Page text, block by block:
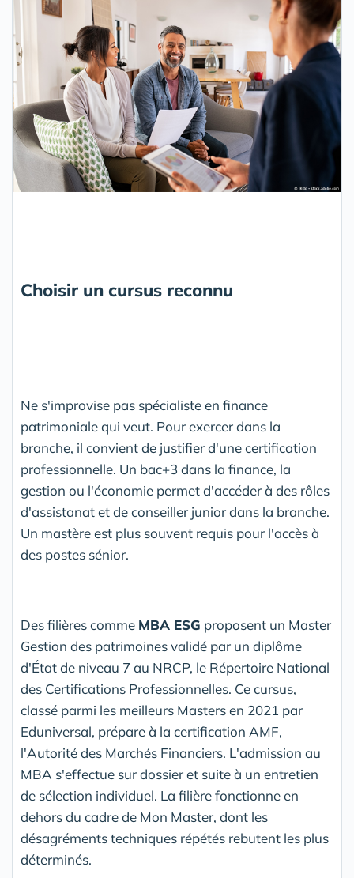
Choisir un cursus reconnu
Ne s'improvise pas spécialiste en finance
patrimoniale qui veut. Pour exercer dans la
branche, il convient de justifier d'une certification
professionnelle. Un bac+3 dans la finance, la
gestion ou l'économie permet d'accéder à des rôles
d'assistanat et de conseiller junior dans la branche.
Un mastère est plus souvent requis pour l'accès à
des postes sénior.
Des filières comme MBA ESG proposent un Master
Gestion des patrimoines validé par un diplôme
d'État de niveau 7 au NRCP, le Répertoire National
des Certifications Professionnelles. Ce cursus,
classé parmi les meilleurs Masters en 2021 par
Eduniversal, prépare à la certification AMF,
l'Autorité des Marchés Financiers. L'admission au
MBA s'effectue sur dossier et suite à un entretien
de sélection individuel. La filière fonctionne en
dehors du cadre de Mon Master, dont les
désagréments techniques répétés rebutent les plus
déterminés.